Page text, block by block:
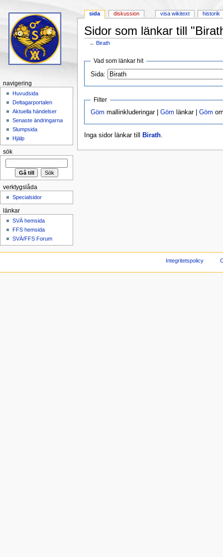
Sidor som länkar till
←Birath
Vad som länkar hit
Sida:
Filter
Göm mallinkluderingar |Göm länkar |Göm
Inga sidor länkar till Birath.
sida diskussion visa wikitext historik
navigering
Huvudsida
Deltagarportalen
Aktuella händelser
Senaste ändringarna
Slumpsida
Hjälp
sök
verktygslåda
Specialsidor
länkar
SVÄ hemsida
FFS hemsida
SVÄ/FFS Forum
Integritetspolicy